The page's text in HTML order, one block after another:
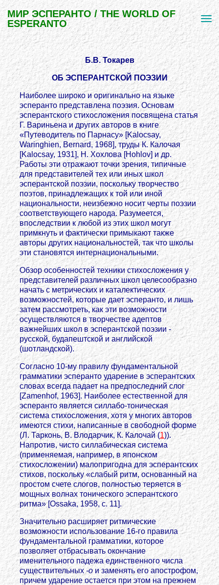
МИР ЭСПЕРАНТО / THE WORLD OF
ESPERANTO
Б.В. Токарев
ОБ ЭСПЕРАНТСКОЙ ПОЭЗИИ
Наиболее широко и оригинально на языке
эсперанто представлена поэзия. Основам
эсперантского стихосложения посвящена статья
Г. Вариньена и других авторов в книге
«Путеводитель по Парнасу» [Kalocsay,
Waringhien, Bernard, 1968], труды К. Калочая
[Kalocsay, 1931], Н. Хохлова [Hohlov] и др.
Работы эти отражают точки зрения, типичные
для представителей тех или иных школ
эсперантской поэзии, поскольку творчество
поэтов, принадлежащих к той или иной
национальности, неизбежно носит черты поэзии
соответствующего народа. Разумеется,
впоследствии к любой из этих школ могут
примкнуть и фактически примыкают также
авторы других национальностей, так что школы
эти становятся интернациональными.
Обзор особенностей техники стихосложения у
представителей различных школ целесообразно
начать с метрических и каталектических
возможностей, которые дает эсперанто, и лишь
затем рассмотреть, как эти возможности
осуществляются в творчестве адептов
важнейших школ в эсперантской поэзии -
русской, будапештской и английской
(шотландской).
Согласно 10-му правилу фундаментальной
грамматики эсперанто ударение в эсперантских
словах всегда падает на предпоследний слог
[Zamenhof, 1963]. Наиболее естественной для
эсперанто является силлабо-тоническая
система стихосложения, хотя у многих авторов
имеются стихи, написанные в свободной форме
(Л. Тарконь, В. Влодарчик, К. Калочай (1)).
Напротив, чисто силлабическая система
(применяемая, например, в японском
стихосложении) малопригодна для эсперантских
стихов, поскольку «слабый ритм, основанный на
простом счете слогов, полностью теряется в
мощных волнах тонического эсперантского
ритма» [Ossaka, 1958, с. 11].
Значительно расширяет ритмические
возможности использование 16-го правила
фундаментальной грамматики, которое
позволяет отбрасывать окончание
именительного падежа единственного числа
существительных-о и заменять его апострофом,
причем ударение остается при этом на прежнем